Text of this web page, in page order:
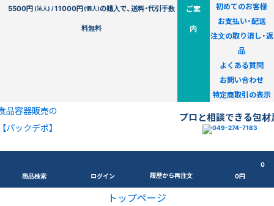
5500円(法人) /11000円(個人)の購入で、送料・代引手数
料無料
ご案
内
初めてのお客様
お支払い・配送
注文の取り消し・返
品
よくある質問
お問い合わせ
特定商取引の表示
品容器販売の
【パックデポ】
プロと相談できる包材
商品検索 ログイン 履歴から再注文
0
0円
トップページ